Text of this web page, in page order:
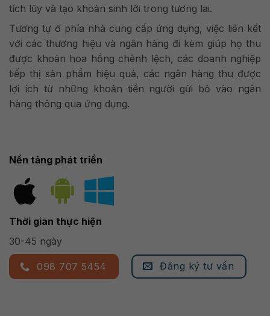
tích lũy và tạo khoản sinh lời trong tương lai.
Tương tự ở phía nhà cung cấp ứng dụng, việc liên kết
với các thương hiệu và ngân hàng đi kèm giúp họ thu
được khoản hoa hồng chênh lệch, các doanh nghiệp
tiếp thị sản phẩm hiệu quả, các ngân hàng thu được
lợi ích từ những khoản tiền người gửi bỏ vào ngân
hàng thông qua ứng dụng.
Nền tảng phát triển
Thời gian thực hiện
30-45 ngày
098 707 5454 Đăng ký tư vấn